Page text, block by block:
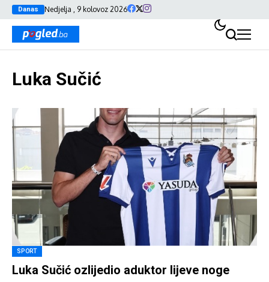
Danas Nedjelja , 9 kolovoz 2026
Luka Sučić
SPORT
Luka Sučić ozlijedio aduktor lijeve noge